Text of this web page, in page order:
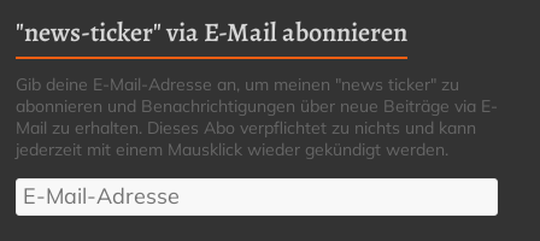
"news-ticker" via E-Mail abonnieren
Gib deine E-Mail-Adresse an, um meinen "news ticker" zu
abonnieren und Benachrichtigungen über neue Beiträge via E-
Mail zu erhalten. Dieses Abo verpflichtet zu nichts und kann
jederzeit mit einem Mausklick wieder gekündigt werden.
E-
Mail-